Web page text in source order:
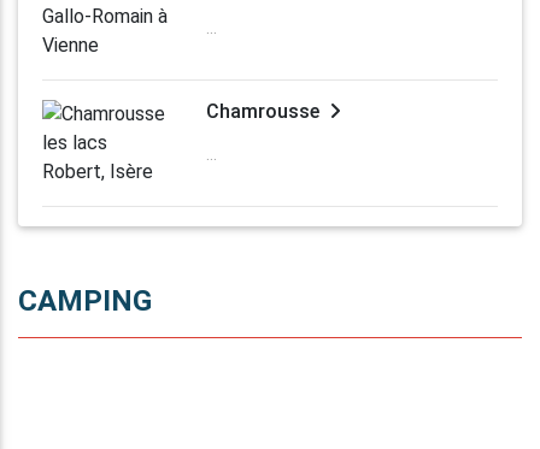
...
Chamrousse
...
CAMPING